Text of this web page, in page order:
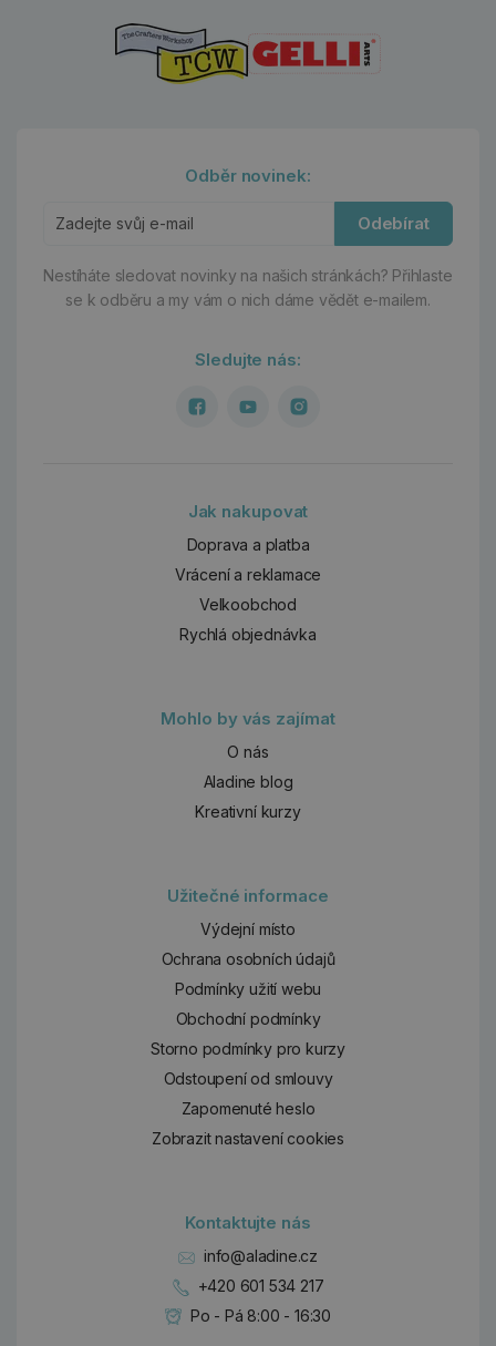
Odběr novinek:
Odebírat
Nestíháte sledovat novinky na našich stránkách? Přihlaste
se k odběru a my vám o nich dáme vědět e-mailem.
Sledujte nás:
Jak nakupovat
Doprava a platba
Vrácení a reklamace
Velkoobchod
Rychlá objednávka
Mohlo by vás zajímat
O nás
Aladine blog
Kreativní kurzy
Užitečné informace
Výdejní místo
Ochrana osobních údajů
Podmínky užití webu
Obchodní podmínky
Storno podmínky pro kurzy
Odstoupení od smlouvy
Zapomenuté heslo
Zobrazit nastavení cookies
Kontaktujte nás
info@aladine.cz
+420 601 534 217
Po - Pá 8:00 - 16:30